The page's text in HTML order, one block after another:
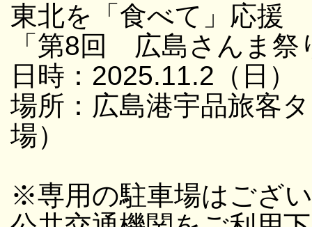
東北を「食べて」応援
「第8回 広島さんま祭
日時：2025.11.2（日
場所：広島港宇品旅客
場）
※専用の駐車場はござ